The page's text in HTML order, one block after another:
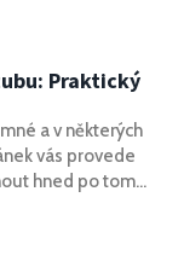
Praktický
a v některých
vás provede
hned po tom,